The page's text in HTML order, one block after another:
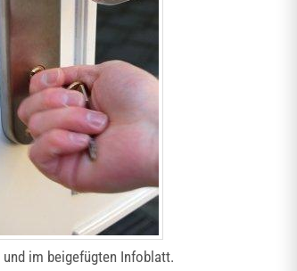
und im beigefügten Infoblatt.